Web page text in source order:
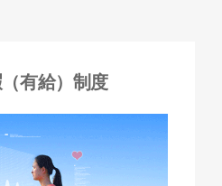
有給）制度